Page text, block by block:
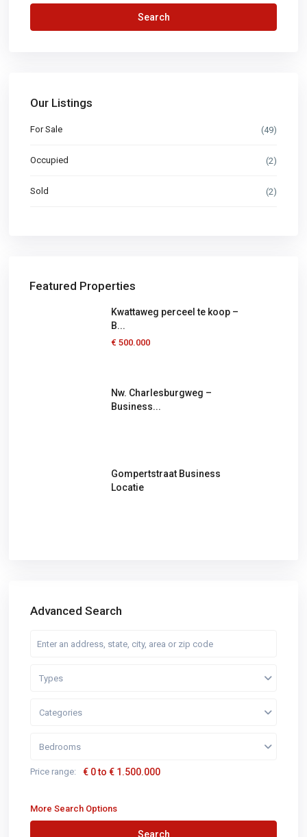
Search
Our Listings
For Sale (49)
Occupied (2)
Sold (2)
Featured Properties
Kwattaweg perceel te koop –
B...
€ 500.000
Nw. Charlesburgweg –
Business...
Gompertstraat Business
Locatie
Advanced Search
Types
Categories
Bedrooms
Price range: € 0 to € 1.500.000
More Search Options
Search